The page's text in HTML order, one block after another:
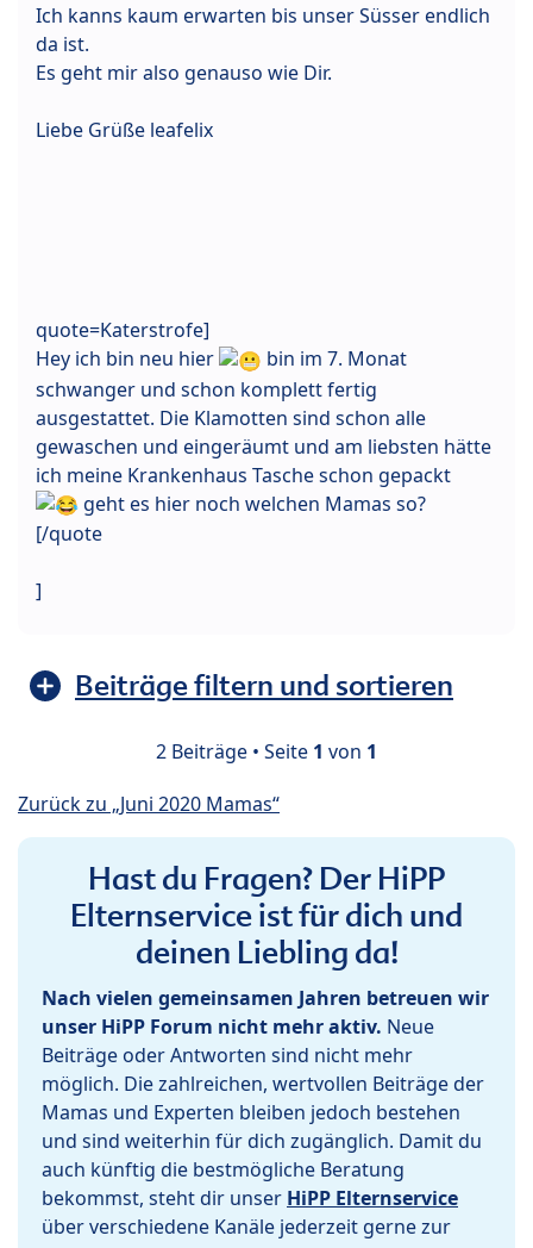
Ich kanns kaum erwarten bis unser Süsser endlich
da ist.
Es geht mir also genauso wie Dir.
Liebe Grüße leafelix
quote=Katerstrofe]
Hey ich bin neu hier
bin im 7. Monat
schwanger und schon komplett fertig
ausgestattet. Die Klamotten sind schon alle
gewaschen und eingeräumt und am liebsten hätte
ich meine Krankenhaus Tasche schon gepackt
geht es hier noch welchen Mamas so?
[/quote
]
Beiträge filtern und sortieren
2 Beiträge • Seite 1 von 1
Zurück zu „Juni 2020 Mamas“
Hast du Fragen? Der HiPP
Elternservice ist für dich und
deinen Liebling da!
Nach vielen gemeinsamen Jahren betreuen wir
unser HiPP Forum nicht mehr aktiv. Neue
Beiträge oder Antworten sind nicht mehr
möglich. Die zahlreichen, wertvollen Beiträge der
Mamas und Experten bleiben jedoch bestehen
und sind weiterhin für dich zugänglich. Damit du
auch künftig die bestmögliche Beratung
bekommst, steht dir unser HiPP Elternservice
über verschiedene Kanäle jederzeit gerne zur